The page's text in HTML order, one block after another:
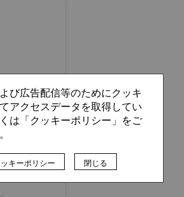
び広告配信等のためにクッキ
アクセスデータを取得してい
は「クッキーポリシー」をご
キーポリシー 閉じる